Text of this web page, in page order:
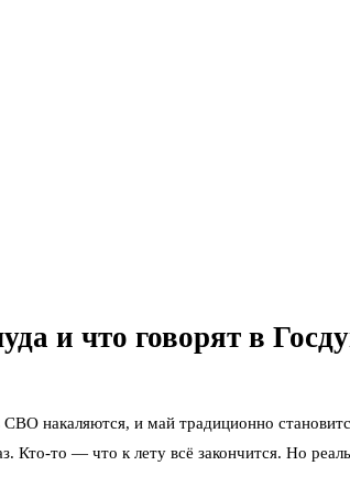
и что говорят в
накаляются, и май традиционно
то — что к лету всё закончится. Но